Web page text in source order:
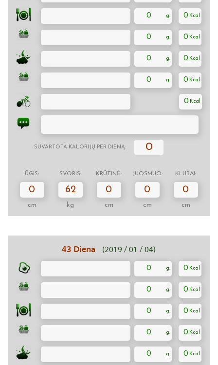
0 0
0 0
0 0
0 0
0
SUVARTOTA KALORIJŲ PER DIENĄ: 0
ŪGIS: SVORIS: KRŪTINĖ: JUOSMUO: KLUBAI:
0
cm
62
kg
0
cm
0
cm
0
cm
43 Diena (2019 / 01 / 04)
0 0
0 0
0 0
0 0
0 0